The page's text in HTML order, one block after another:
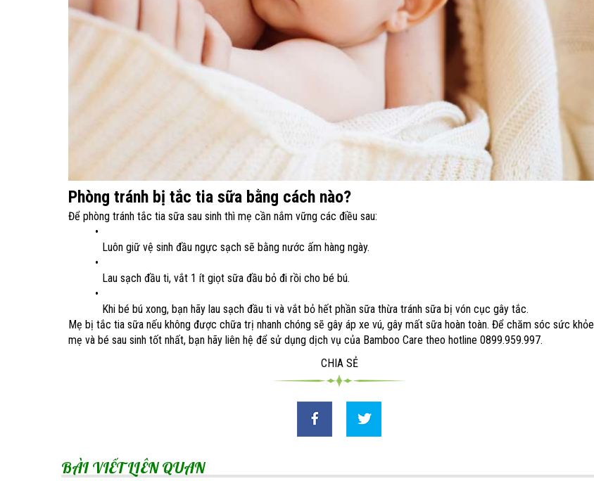
Phòng tránh bị tắc tia sữa bằng cách nào?
Để phòng tránh tắc tia sữa sau sinh thì mẹ cần nắm vững các điều sau:
Luôn giữ vệ sinh đầu ngực sạch sẽ bằng nước ấm hàng ngày.
Lau sạch đầu ti, vắt 1 ít giọt sữa đầu bỏ đi rồi cho bé bú.
Khi bé bú xong, bạn hãy lau sạch đầu ti và vắt bỏ hết phần sữa thừa tránh sữa bị vón cục gây tắc.
Mẹ bị tắc tia sữa nếu không được chữa trị nhanh chóng sẽ gây áp xe vú, gây mất sữa hoàn toàn. Để chăm sóc sức khỏe
mẹ và bé sau sinh tốt nhất, bạn hãy liên hệ để sử dụng dịch vụ của Bamboo Care theo hotline 0899.959.997.
CHIA SẺ
BÀI VIẾT LIÊN QUAN